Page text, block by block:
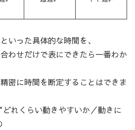
いった具体的な時間を、
わせだけで表にできたら一番わか
密に時間を断定することはできま
れくらい動きやすいか／動きに